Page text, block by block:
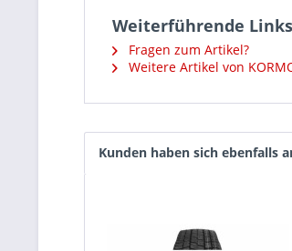
Weiterführende Links
Fragen zum Artikel?
Weitere Artikel von
Kunden haben sich ebenfalls